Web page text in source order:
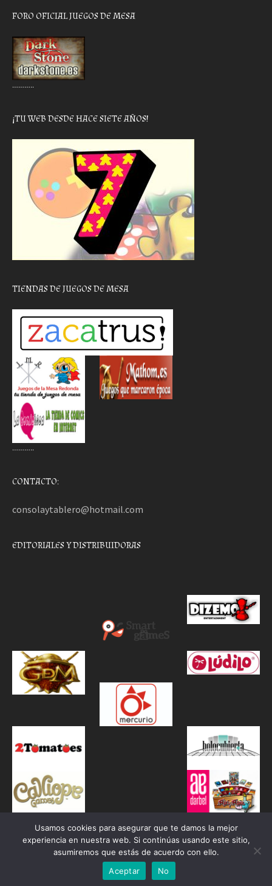
FORO OFICIAL JUEGOS DE MESA
………..
¡TU WEB DESDE HACE SIETE AÑOS!
TIENDAS DE JUEGOS DE MESA
………..
CONTACTO:
consolaytablero@hotmail.com
EDITORIALES Y DISTRIBUIDORAS
Proudly powered by WordPress|Theme: Awaken by
Usamos cookies para asegurar que te damos la mejor
experiencia en nuestra web. Si continúas usando este sitio,
asumiremos que estás de acuerdo con ello.
Aceptar
No